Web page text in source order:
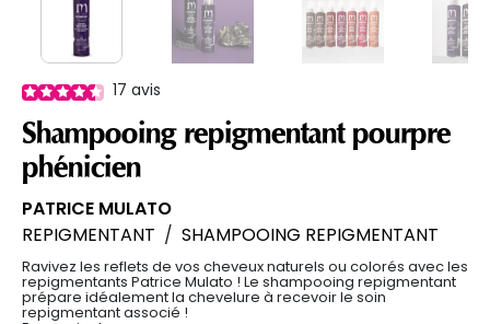
17 avis
Shampooing repigmentant pourpre
phénicien
PATRICE MULATO
REPIGMENTANT / SHAMPOOING REPIGMENTANT
Ravivez les reflets de vos cheveux naturels ou colorés avec les
repigmentants Patrice Mulato ! Le shampooing repigmentant
prépare idéalement la chevelure à recevoir le soin
repigmentant associé !